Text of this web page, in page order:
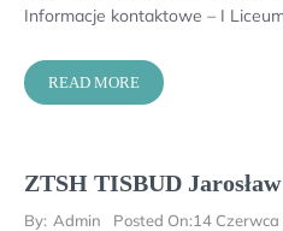
Informacje kontaktowe – I
READ MORE
ZTSH TISBUD
By: Admin Posted On:14